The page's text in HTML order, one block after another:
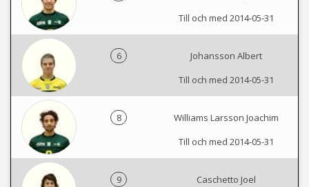
Till och med 2014-05-31
6
Johansson Albert
Till och med 2014-05-31
8
Williams Larsson Joachim
Till och med 2014-05-31
9
Caschetto Joel